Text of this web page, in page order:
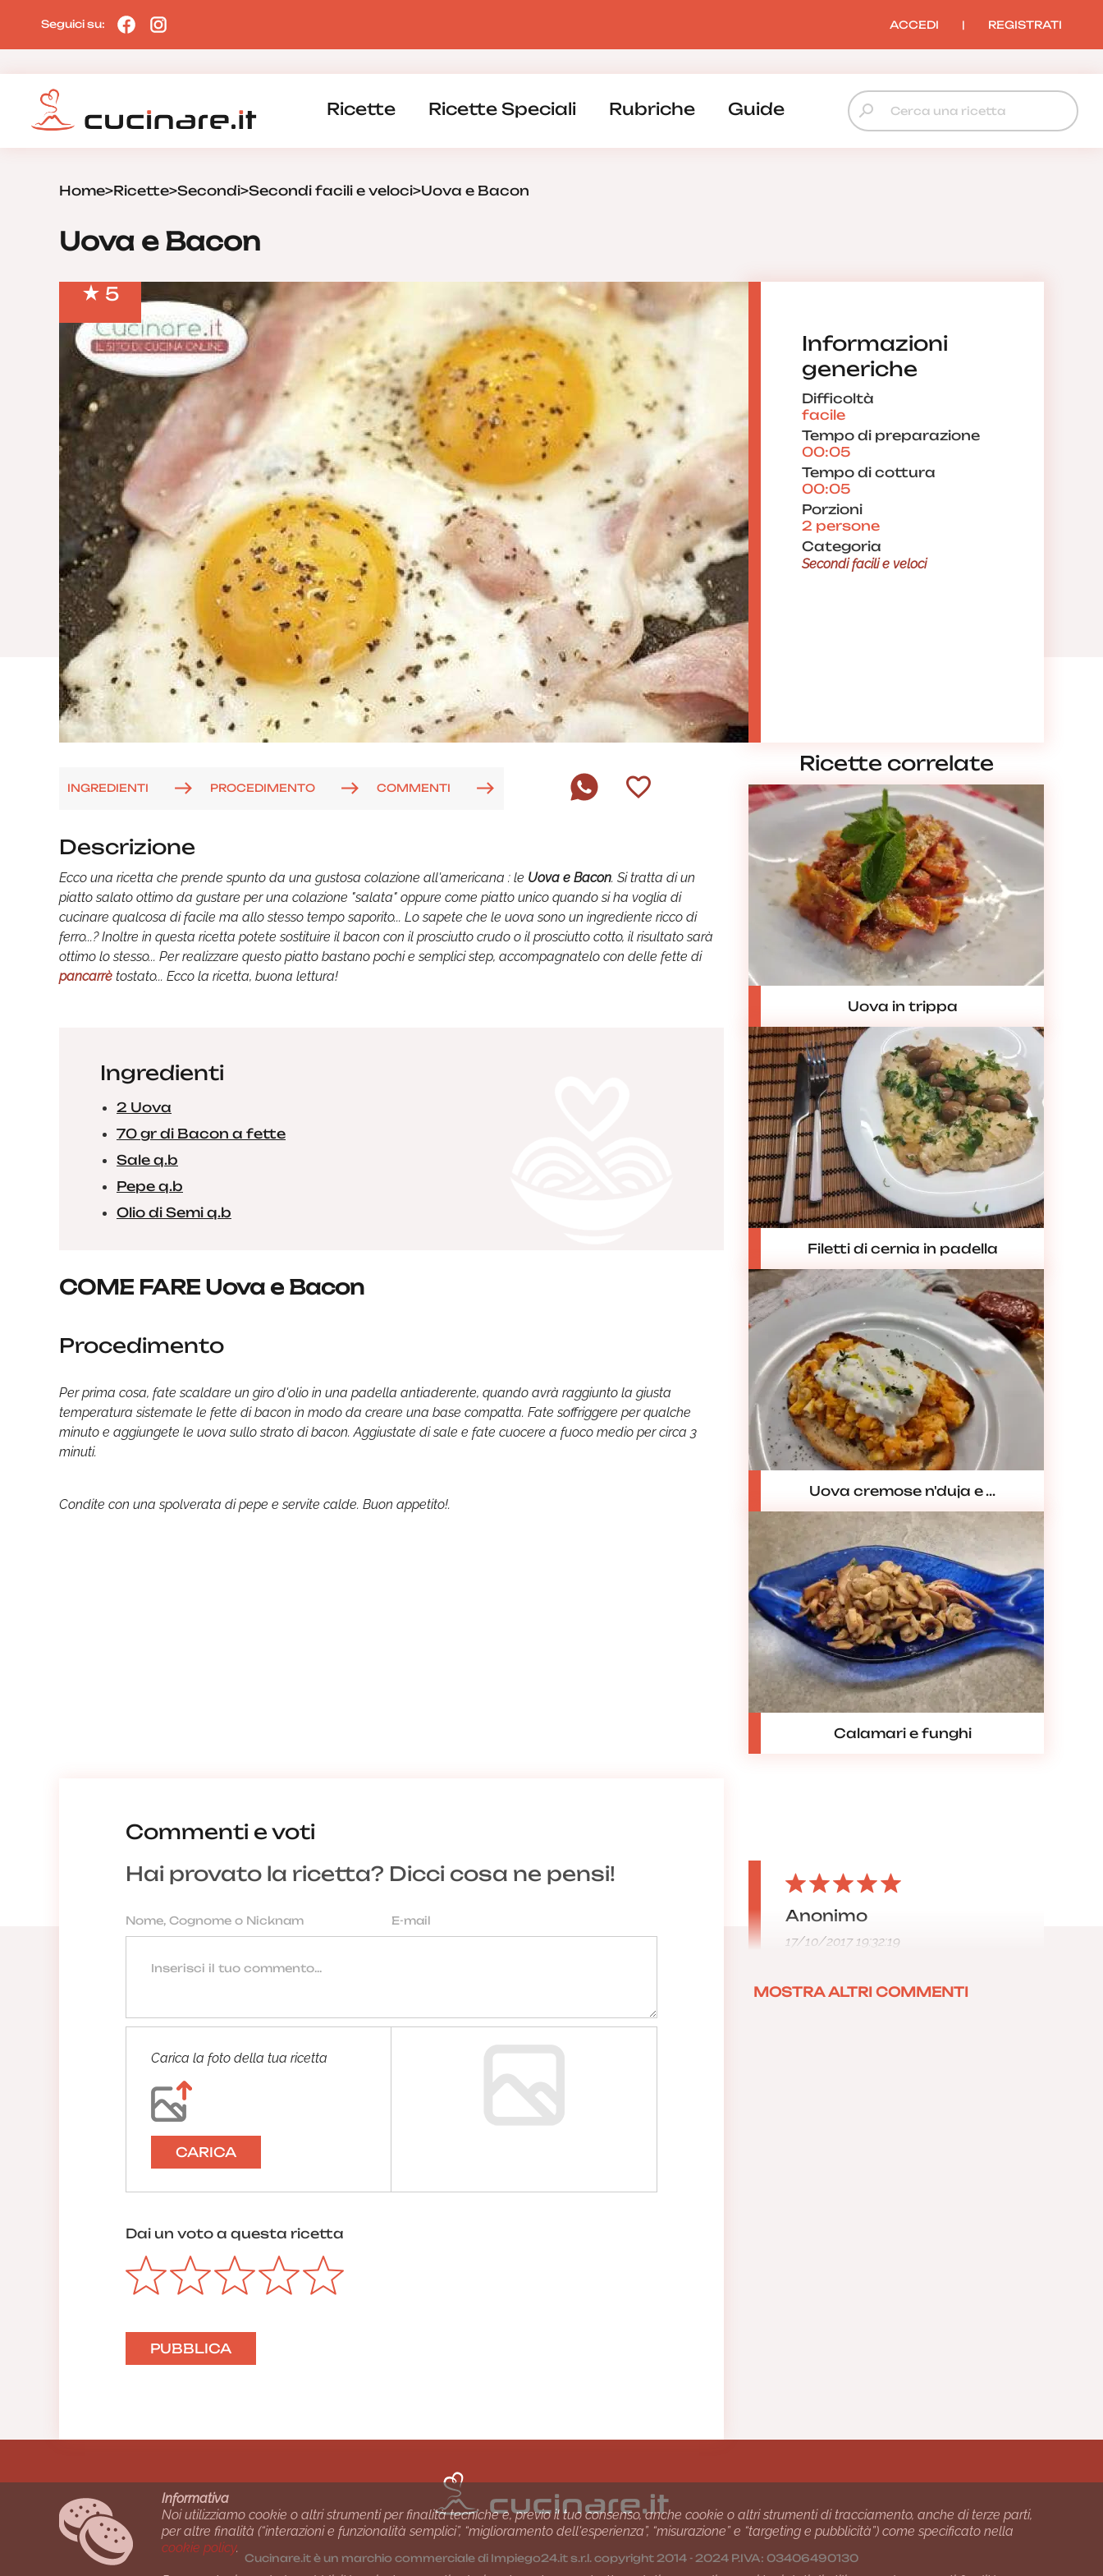
Seguici su: ACCEDI | REGISTRATI
Ricette Ricette Speciali Rubriche Guide
Home>Ricette>Secondi>Secondi facili e veloci>Uova e Bacon
Uova e Bacon
5
Informazioni
generiche
Difficoltà
facile
Tempo di preparazione
00:05
Tempo di cottura
00:05
Porzioni
2 persone
Categoria
Secondi facili e veloci
INGREDIENTI PROCEDIMENTO COMMENTI
Descrizione
Ecco una ricetta che prende spunto da una gustosa colazione all'americana : le Uova e Bacon. Si tratta di un
piatto salato ottimo da gustare per una colazione "salata" oppure come piatto unico quando si ha voglia di
cucinare qualcosa di facile ma allo stesso tempo saporito... Lo sapete che le uova sono un ingrediente ricco di
ferro...? Inoltre in questa ricetta potete sostituire il bacon con il prosciutto crudo o il prosciutto cotto, il risultato sarà
ottimo lo stesso... Per realizzare questo piatto bastano pochi e semplici step, accompagnatelo con delle fette di
pancarrè tostato... Ecco la ricetta, buona lettura!
Ingredienti
2 Uova
70 gr di Bacon a fette
Sale q.b
Pepe q.b
Olio di Semi q.b
COME FARE Uova e Bacon
Procedimento
Per prima cosa, fate scaldare un giro d'olio in una padella antiaderente, quando avrà raggiunto la giusta
temperatura sistemate le fette di bacon in modo da creare una base compatta. Fate soffriggere per qualche
minuto e aggiungete le uova sullo strato di bacon. Aggiustate di sale e fate cuocere a fuoco medio per circa 3
minuti.
Condite con una spolverata di pepe e servite calde. Buon appetito!.
Ricette correlate
Uova in trippa
Filetti di cernia in padella
Uova cremose n'duja e ...
Calamari e funghi
Commenti e voti
Hai provato la ricetta? Dicci cosa ne pensi!
Carica la foto della tua ricetta
CARICA
Dai un voto a questa ricetta
Anonimo
17/10/2017 19:32:19
MOSTRA ALTRI COMMENTI
Cucinare.it è un marchio commerciale di Impiego24.it s.r.l. copyright 2014 - 2024 P.IVA: 03406490130
Informativa
Noi utilizziamo cookie o altri strumenti per finalità tecniche e, previo il tuo consenso, anche cookie o altri strumenti di tracciamento, anche di terze parti,
per altre finalità (“interazioni e funzionalità semplici”, “miglioramento dell'esperienza”, “misurazione” e “targeting e pubblicità”) come specificato nella
cookie policy.